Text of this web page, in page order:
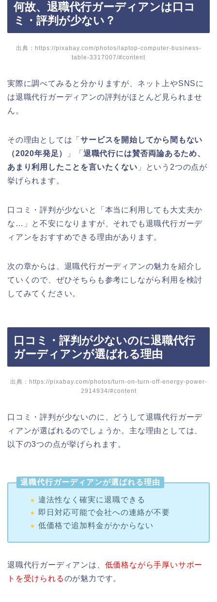
何故、退職代行ガーディアンは口コ
ミ・評判が少ない？
出典：https://pixabay.com/photos/laptop-computer-business-
table-3317007/#content
実際に調べてみると分かりますが、ネット上やSNSに
は退職代行ガーディアンの評判がほとんど見られませ
ん。
その理由としては「サービスを開始してから間もない
（2020年発足）
」「 退職代行には賛否両論あるため、
あまり利用したことを言いたくない 」という2つの点が
挙げられます。
口コミ・評判が少ないと「本当に利用しても大丈夫か
な…」と不安になりますが、それでも退職代行ガーデ
ィアンをおすすめできる理由があります。
次の章からは、退職代行ガーディアンの魅力を紹介し
ていくので、ぜひそちらも参考にしながら利用を検討
してみてください。
口コミ・評判が少ないのに退職代行
ガーディアンが選ばれる理由
出典：https://pixabay.com/photos/turn-on-turn-off-energy-power-
2914934/#content
口コミ・評判が少ないのに、どうして退職代行ガーデ
ィアンが選ばれるのでしょうか。主な理由としては、
以下の3つの点が挙げられます。
退職代行ガーディアンが選ばれる理由
違法性なく確実に退職できる
即日対応可能で会社への連絡が不要
低価格で追加料金がかからない
退職代行ガーディアンは、 低価格ながら手厚いサポー
トを受けられるのが魅力です。